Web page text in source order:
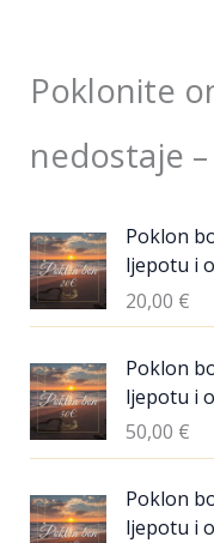
Poklonite
nedostaje
Poklon
ljepotu i
20,00 €
Poklon
ljepotu i
50,00 €
Poklon
ljepotu i